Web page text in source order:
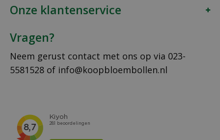
Onze klantenservice
Vragen?
Neem gerust contact met ons op via 023-
5581528 of info@koopbloembollen.nl